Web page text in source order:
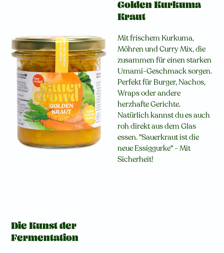
Golden Kurkuma
Kraut
Mit frischem Kurkuma,
Möhren und Curry Mix, die
zusammen für einen starken
Umami-Geschmack sorgen.
Perfekt für Burger, Nachos,
Wraps oder andere
herzhafte Gerichte.
Natürlich kannst du es auch
roh direkt aus dem Glas
essen. "Sauerkraut ist die
neue Essiggurke" - Mit
Sicherheit!
Die Kunst der
Fermentation